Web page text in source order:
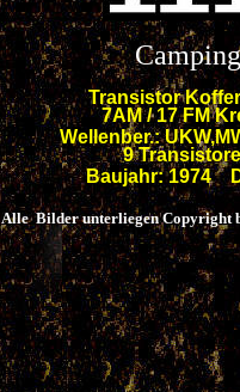
Camping
Transistor
7AM / 17 FM
Wellenber.:
9
Baujahr: 1974
Alle Bilder unterliegen Copyright